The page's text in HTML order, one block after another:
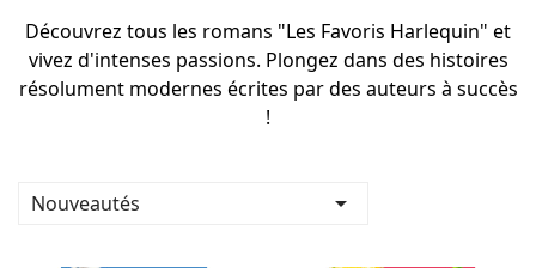
Découvrez tous les romans "Les Favoris Harlequin" et
vivez d'intenses passions. Plongez dans des histoires
résolument modernes écrites par des auteurs à succès
!
Nouveautés 